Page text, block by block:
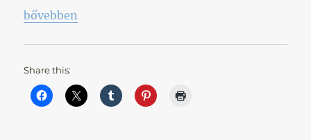
„Player has no significant weaknesses”
bővebben
Share this: